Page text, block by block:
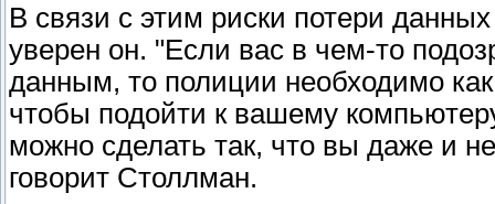
В связи с этим риски потери
уверен он. "Если вас в чем-то
данным, то полиции необходимо
чтобы подойти к вашему
можно сделать так, что вы даже и
говорит Столлман.